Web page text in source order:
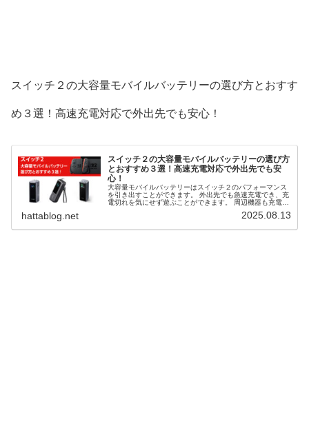
スイッチ２の大容量モバイルバッテリーの選び方とおすす
め３選！高速充電対応で外出先でも安心！
スイッチ２の大容量モバイルバッテリーの選び方
とおすすめ３選！高速充電対応で外出先でも安
心！
大容量モバイルバッテリーはスイッチ２のパフォーマンス
を引き出すことができます。 外出先でも急速充電でき、充
電切れを気にせず遊ぶことができます。 周辺機器も充電で
い相棒です。 そこで、スイッチ２の大容量モバイルバッテ
hattablog.net 2025.08.13